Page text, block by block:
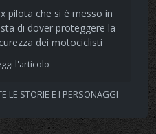
pilota che si è messo in
di dover proteggere la
dei motociclisti
l'articolo
LE STORIE E I PERSONAGGI